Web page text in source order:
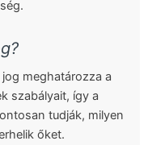
meghatározza a
szabályait, így a
tudják, milyen
őket.